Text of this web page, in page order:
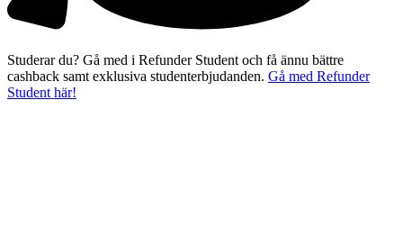
Studerar du? Gå med i Refunder Student och få ännu bättre
cashback samt exklusiva studenterbjudanden. Gå med Refunder
Student här!